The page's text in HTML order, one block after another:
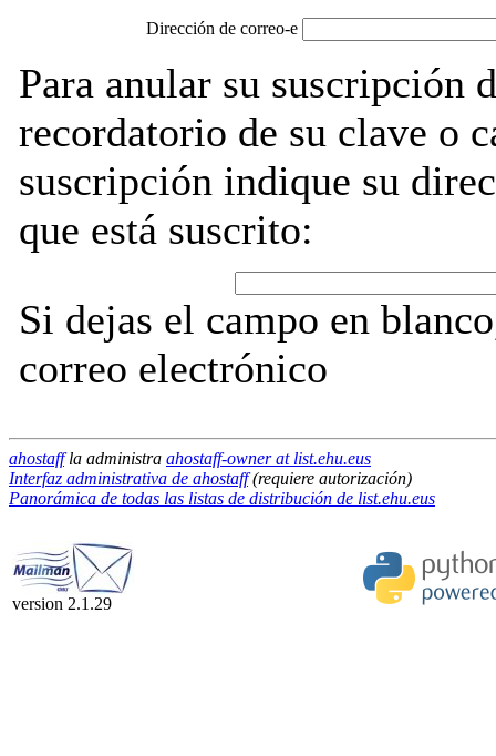
Dirección de correo-e
Para anular su suscripción
recordatorio de su clave o
suscripción indique su
que está suscrito:
Si dejas el campo en
correo electrónico
ahostaffla administra ahostaff-owner at list.ehu.eus
Interfaz administrativa de ahostaff(requiere autorización)
Panorámica de todas las listas de distribución de list.ehu.eus
version 2.1.29